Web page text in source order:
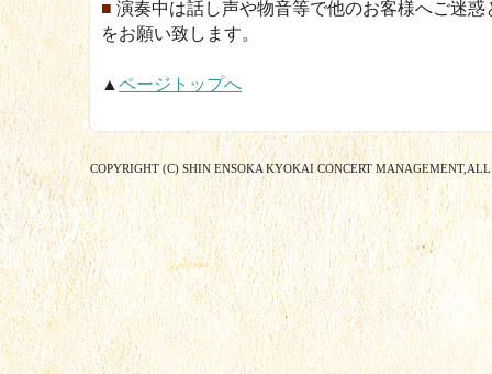
■ 演奏中は話し声や物音等で他のお客様へご迷
をお願い致します。
▲ ページトップへ
COPYRIGHT (C) SHIN ENSOKA KYOKAI CONCERT MANAGEMENT,ALL